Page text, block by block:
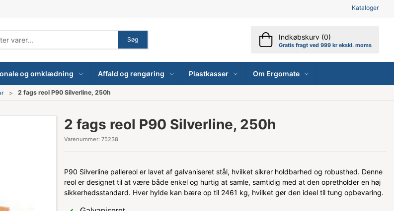
Kataloger
Søg Indkøbskurv (0)
Gratis fragt ved 999 kr ekskl. moms
og omklædning Affald og rengøring Plastkasser Om Ergomate
2 fags reol P90 Silverline, 250h
2 fags reol P90 Silverline, 250h
Varenummer: 75238
P90 Silverline pallereol er lavet af galvaniseret stål, hvilket sikrer holdbarhed og robusthed. Denne
reol er designet til at være både enkel og hurtig at samle, samtidig med at den opretholder en høj
sikkerhedsstandard. Hver hylde kan bære op til 2461 kg, hvilket gør den ideel til tung opbevaring.